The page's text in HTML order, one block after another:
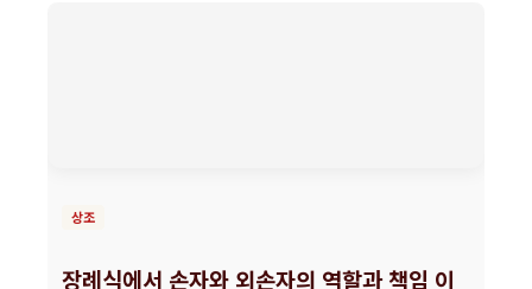
상조
장례식에서 손자와 외손자의 역할과 책임 이